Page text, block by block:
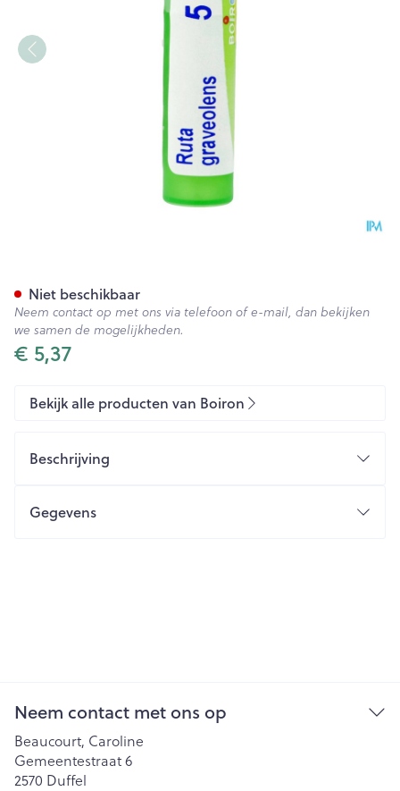
€ 5,37
Niet beschikbaar
Neem contact op met ons via telefoon of e-mail, dan bekijken
we samen de mogelijkheden.
Bekijk alle producten van Boiron
Beschrijving
Gegevens
Neem contact met ons op
Beaucourt, Caroline
Gemeentestraat 6
2570 Duffel